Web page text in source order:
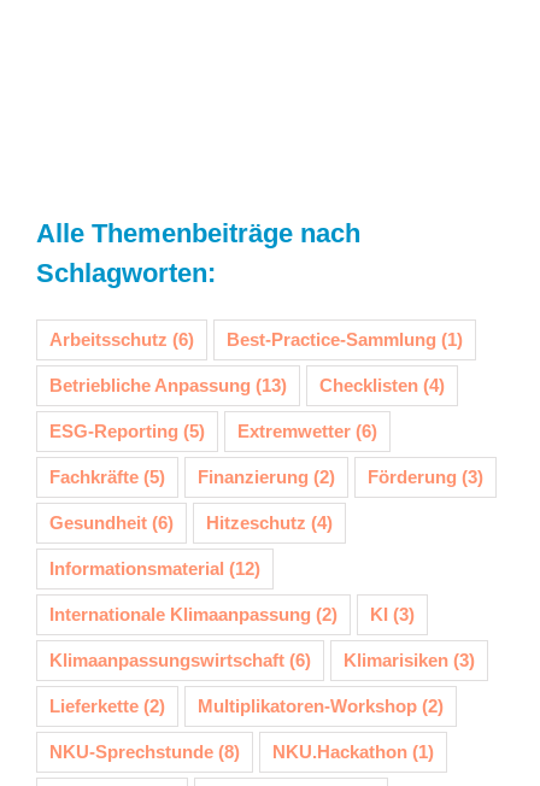
Alle Themenbeiträge nach
Schlagworten:
Arbeitsschutz (6) Best-Practice-Sammlung (1)
Betriebliche Anpassung (13) Checklisten (4)
ESG-Reporting (5) Extremwetter (6)
Fachkräfte (5) Finanzierung (2) Förderung (3)
Gesundheit (6) Hitzeschutz (4)
Informationsmaterial (12)
Internationale Klimaanpassung (2) KI (3)
Klimaanpassungswirtschaft (6) Klimarisiken (3)
Lieferkette (2) Multiplikatoren-Workshop (2)
NKU-Sprechstunde (8) NKU.Hackathon (1)